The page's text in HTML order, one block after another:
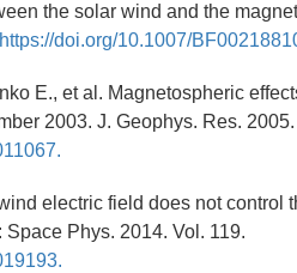
the solar wind and the
https://doi.org/10.1007/
E., et al. Magnetospheric
2003. J. Geophys. Res.
electric field does not control
Phys. 2014. Vol. 119.